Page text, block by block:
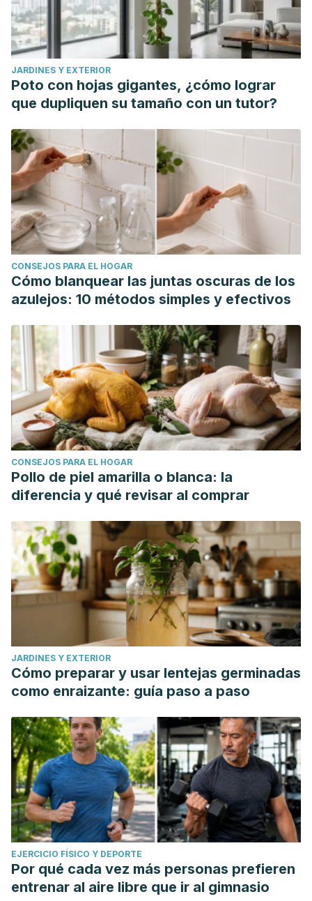
JARDINES Y EXTERIOR
Poto con hojas gigantes, ¿cómo lograr
que dupliquen su tamaño con un tutor?
CONSEJOS PARA EL HOGAR
Cómo blanquear las juntas oscuras de los
azulejos: 10 métodos simples y efectivos
CONSEJOS PARA EL HOGAR
Pollo de piel amarilla o blanca: la
diferencia y qué revisar al comprar
JARDINES Y EXTERIOR
Cómo preparar y usar lentejas germinadas
como enraizante: guía paso a paso
EJERCICIO FÍSICO Y DEPORTE
Por qué cada vez más personas prefieren
entrenar al aire libre que ir al gimnasio